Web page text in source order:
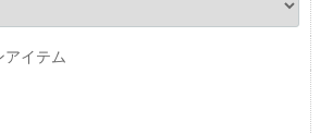
アイテム